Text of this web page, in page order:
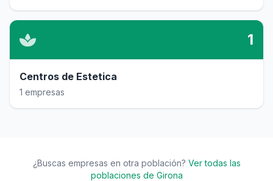
1
Centros de Estetica
1 empresas
¿Buscas empresas en otra población? Ver todas las
poblaciones de Girona